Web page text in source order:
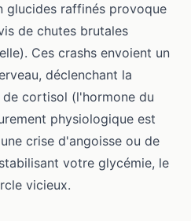
glucides raffinés provoque
de chutes brutales
Ces crashs envoient un
déclenchant la
cortisol (l'hormone du
physiologique est
crise d'angoisse ou de
votre glycémie, le
vicieux.